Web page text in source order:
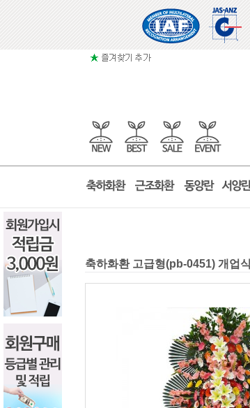
축하화환 고급형(pb-0451) 개업